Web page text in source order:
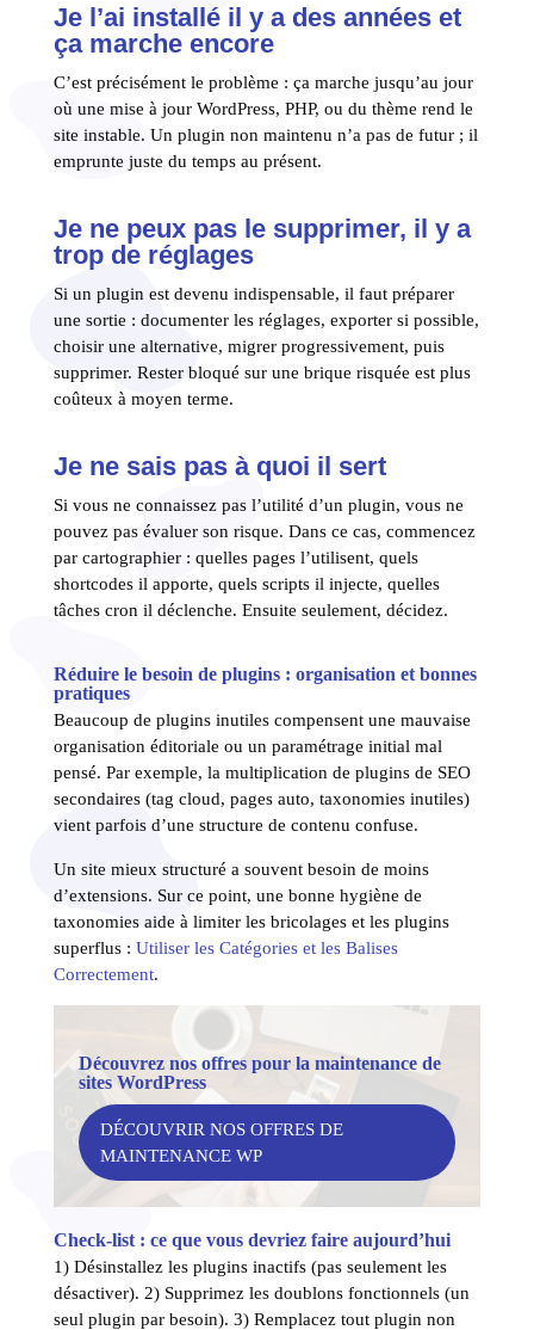
Je l’ai installé il y a des années et
ça marche encore
C’est précisément le problème : ça marche jusqu’au jour
où une mise à jour WordPress, PHP, ou du thème rend le
site instable. Un plugin non maintenu n’a pas de futur ; il
emprunte juste du temps au présent.
Je ne peux pas le supprimer, il y a
trop de réglages
Si un plugin est devenu indispensable, il faut préparer
une sortie : documenter les réglages, exporter si possible,
choisir une alternative, migrer progressivement, puis
supprimer. Rester bloqué sur une brique risquée est plus
coûteux à moyen terme.
Je ne sais pas à quoi il sert
Si vous ne connaissez pas l’utilité d’un plugin, vous ne
pouvez pas évaluer son risque. Dans ce cas, commencez
par cartographier : quelles pages l’utilisent, quels
shortcodes il apporte, quels scripts il injecte, quelles
tâches cron il déclenche. Ensuite seulement, décidez.
Réduire le besoin de plugins : organisation et bonnes
pratiques
Beaucoup de plugins inutiles compensent une mauvaise
organisation éditoriale ou un paramétrage initial mal
pensé. Par exemple, la multiplication de plugins de SEO
secondaires (tag cloud, pages auto, taxonomies inutiles)
vient parfois d’une structure de contenu confuse.
Un site mieux structuré a souvent besoin de moins
d’extensions. Sur ce point, une bonne hygiène de
taxonomies aide à limiter les bricolages et les plugins
superflus : Utiliser les Catégories et les Balises
Correctement.
Découvrez nos offres pour la maintenance de
sites WordPress
DÉCOUVRIR NOS OFFRES DE
MAINTENANCE WP
Check-list : ce que vous devriez faire aujourd’hui
1) Désinstallez les plugins inactifs (pas seulement les
désactiver). 2) Supprimez les doublons fonctionnels (un
seul plugin par besoin). 3) Remplacez tout plugin non